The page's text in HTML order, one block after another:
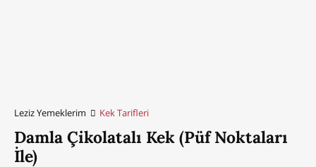
Leziz Yemeklerim Kek Tarifleri
Damla Çikolatalı Kek (Püf Noktaları
İle)